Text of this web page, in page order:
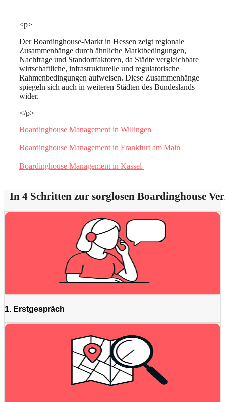
<p>
Der Boardinghouse-Markt in Hessen zeigt regionale
Zusammenhänge durch ähnliche Marktbedingungen,
Nachfrage und Standortfaktoren, da Städte vergleichbare
wirtschaftliche, infrastrukturelle und regulatorische
Rahmenbedingungen aufweisen. Diese Zusammenhänge
spiegeln sich auch in weiteren Städten des Bundeslands
wider.
</p>
Boardinghouse Management in Willingen
Boardinghouse Management in Frankfurt am Main
Boardinghouse Management in Kassel
In 4 Schritten zur sorglosen Boardinghouse
1. Erstgespräch